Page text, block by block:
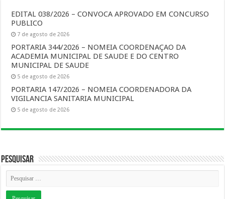
EDITAL 038/2026 – CONVOCA APROVADO EM CONCURSO
PUBLICO
7 de agosto de 2026
PORTARIA 344/2026 – NOMEIA COORDENAÇAO DA
ACADEMIA MUNICIPAL DE SAUDE E DO CENTRO
MUNICIPAL DE SAUDE
5 de agosto de 2026
PORTARIA 147/2026 – NOMEIA COORDENADORA DA
VIGILANCIA SANITARIA MUNICIPAL
5 de agosto de 2026
Pesquisar